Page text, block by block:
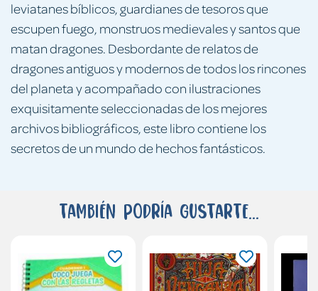
leviatanes bíblicos, guardianes de tesoros que
escupen fuego, monstruos medievales y santos que
matan dragones. Desbordante de relatos de
dragones antiguos y modernos de todos los rincones
del planeta y acompañado con ilustraciones
exquisitamente seleccionadas de los mejores
archivos bibliográficos, este libro contiene los
secretos de un mundo de hechos fantásticos.
También podría gustarte...